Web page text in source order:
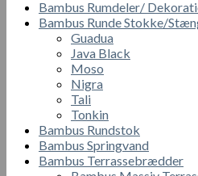
Bambus Rumdeler/
Bambus Runde Stokke/
Guadua
Java Black
Moso
Nigra
Tali
Tonkin
Bambus Rundstok
Bambus Springvand
Bambus Terrassebrædder